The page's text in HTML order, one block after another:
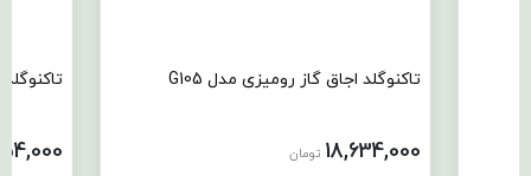
تاکنوگلد اجاق گاز رومیزی مدل G102
19,954,000